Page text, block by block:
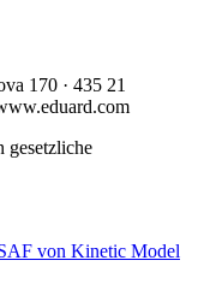
170 · 435 21
gesetzliche
von Kinetic Model